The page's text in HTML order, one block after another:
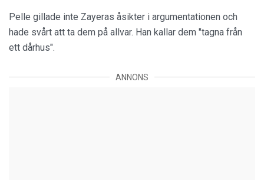
Pelle gillade inte Zayeras åsikter i argumentationen och
hade svårt att ta dem på allvar. Han kallar dem "tagna från
ett dårhus".
ANNONS